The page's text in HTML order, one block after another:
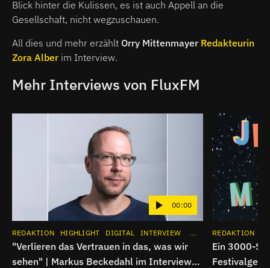
Blick hinter die Kulissen, es ist auch Appell an die
Gesellschaft, nicht wegzuschauen.
All dies und mehr erzählt Orry Mittenmayer Redakteurin
Zora Alber im Interview.
Mehr Interviews von FluxFM
00:00
REDAKTION HIGHLIGHT DIGITAL INTERVIEW INSTAGRAM
"Verlieren das Vertrauen in das, was wir
sehen" | Markus Beckedahl im Interview
REDAKTION
Ein 3000-